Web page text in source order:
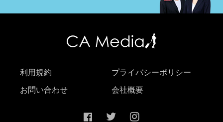
利用規約 プライバシーポリシー
お問い合わせ 会社概要